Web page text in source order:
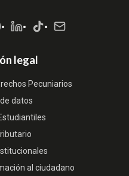
legal
Pecuniarios
datos
al ciudadano